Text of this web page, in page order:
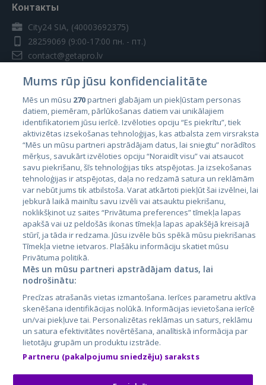
Контакты
City24 SIA, (40003692375)
28259069 (9:00-17:00 пн. - пт.)
contact@getapro.lv
Страны
Эстония
Латвия
Литва
City24.lv
City24.ee
GetaPro.lv
GetaPro.ee
Skelbiu.lt
Autoplius.lt
Aruodas.lt
CVbankas.lt
Kainos.lt
Paslaugos.lt
auto24.ee
Osta.ee
KuldneBörs.ee
Mums rūp jūsu konfidencialitāte
Mēs un mūsu 270partneri glabājam un piekļūstam personas
datiem, piemēram, pārlūkošanas datiem vai unikālajiem
identifikatoriem jūsu ierīcē. Izvēloties opciju “Es piekrītu”, tiek
aktivizētas izsekošanas tehnoloģijas, kas atbalsta zem virsraksta
“Mēs un mūsu partneri apstrādājam datus, lai sniegtu” norādītos
mērķus, savukārt izvēloties opciju “Noraidīt visu” vai atsaucot
savu piekrišanu, šīs tehnoloģijas tiks atspējotas. Ja izsekošanas
tehnoloģijas ir atspējotas, daļa no redzamā satura un reklāmām
var nebūt jums tik atbilstoša. Varat atkārtoti piekļūt šai izvēlnei, lai
jebkurā laikā mainītu savu izvēli vai atsauktu piekrišanu,
noklikšķinot uz saites “Privātuma preferences” tīmekļa lapas
apakšā vai uz peldošās ikonas tīmekļa lapas apakšējā kreisajā
stūrī, ja tāda ir redzama. Jūsu izvēle būs spēkā mūsu piekrišanas
Tīmekļa vietne ietvaros. Plašāku informāciju skatiet mūsu
Privātuma politikā.
Mēs un mūsu partneri apstrādājam datus, lai
nodrošinātu:
Precīzas atrašanās vietas izmantošana. Ierīces parametru aktīva
skenēšana identifikācijas nolūkā. Informācijas ievietošana ierīcē
un/vai piekļuve tai. Personalizētas reklāmas un saturs, reklāmu
un satura efektivitātes novērtēšana, analītiskā informācija par
lietotāju grupām un produktu izstrāde.
Partneru (pakalpojumu sniedzēju) saraksts